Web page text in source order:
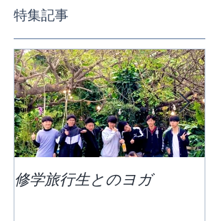
特集記事
修学旅行生とのヨガ